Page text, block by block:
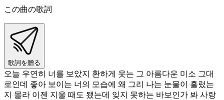
この曲の歌詞
歌詞を贈る
오늘 우연히 너를 보았지 환하게 웃는 그 아름다운 미소 그대
로인데 좋아 보이는 너의 모습에 왜 그리 나는 눈물이 흘렀는
지 몰라 이젠 지울 때도 됐는데 잊지 못하는 바보인가 봐 사랑